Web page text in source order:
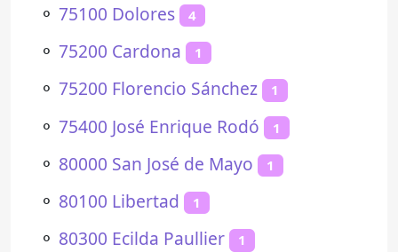
⚬ 75100 Dolores 4
⚬ 75200 Cardona 1
⚬ 75200 Florencio Sánchez 1
⚬ 75400 José Enrique Rodó 1
⚬ 80000 San José de Mayo 1
⚬ 80100 Libertad 1
⚬ 80300 Ecilda Paullier 1